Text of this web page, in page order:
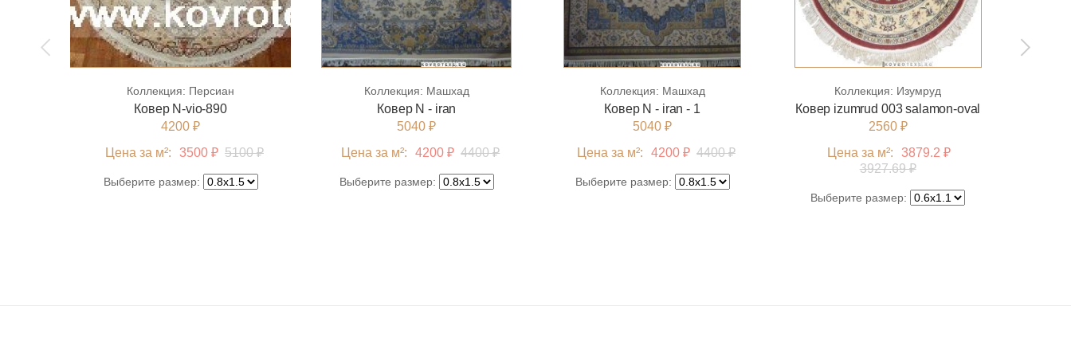
4м x 5м 20 000 ₽ КУПИТЬ
Коллекция: Персиан
Ковер N-vio-890
4200 ₽
Цена за м²:
3500 ₽ 5100 ₽
Выберите размер:
Коллекция: Машхад
Ковер N - iran
5040 ₽
Цена за м²:
4200 ₽ 4400 ₽
Выберите размер:
Коллекция: Машхад
Ковер N - iran - 1
5040 ₽
Цена за м²:
4200 ₽ 4400 ₽
Выберите размер:
Коллекция: Изумруд
Ковер izumrud 003 salamon-oval
2560 ₽
Цена за м²:
3879.2 ₽
3927.69 ₽
Выберите размер: